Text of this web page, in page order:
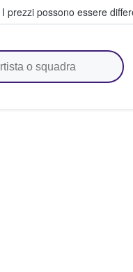
I prezzi possono essere